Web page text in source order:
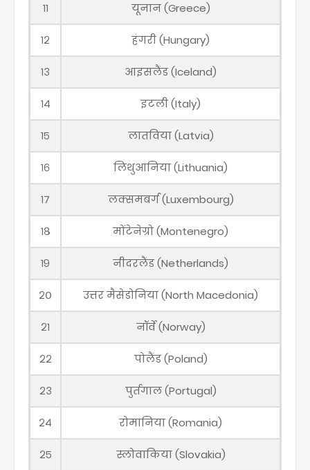
११ यूनान (Greece)
१२ हंगरी (Hungary)
१३ आइसलैंड (Iceland)
१४ इटली (Italy)
१५ लातविया (Latvia)
१६ लिथुआनिया (Lithuania)
१७ लक्समबर्ग (Luxembourg)
१८ मोंटेनेग्रो (Montenegro)
१९ नीदरलैंड (Netherlands)
२० उत्तर मैसेडोनिया (North Macedonia)
२१ नॉर्वे (Norway)
२२ पोलैंड (Poland)
२३ पुर्तगाल (Portugal)
२४ रोमानिया (Romania)
२५ स्लोवाकिया (Slovakia)